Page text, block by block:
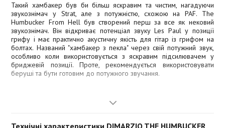
Такий хамбакер був би більш яскравим та чистим, нагадуючи
звукознімач у Strat, але з потужністю, схожою на PAF. The
Humbucker From Hell був створений перш за все як нековий
звукознімач. Він відкриває потенціал звуку Les Paul у позиції
грифу і має практично акустичну якість для гітар із грифом на
болтах. Названий "хамбакер з пекла" через свій потужний звук,
особливо коли використовується з яскравим підсилювачем у
бриджевій позиції. Проте, рекомендується використовувати
беруші та бути готовим до потужного звучання.
Модифікація F-spaced (DP156F) з
магнітопроводами.
Технічні характеристики DIMARZIO THE HUMBUCKER